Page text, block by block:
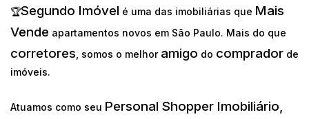
🏆Segundo Imóvel é uma das imobiliárias que Mais
Vende apartamentos novos em São Paulo. Mais do que
corretores , somos o melhor amigo do comprador de
imóveis.
Atuamos como seu Personal Shopper Imobiliário,